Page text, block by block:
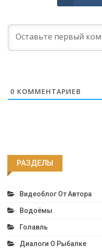
0 КОММЕНТАРИЕВ
РАЗДЕЛЫ
Видеоблог От Автора
Водоёмы
Голавль
Диалоги О Рыбалке